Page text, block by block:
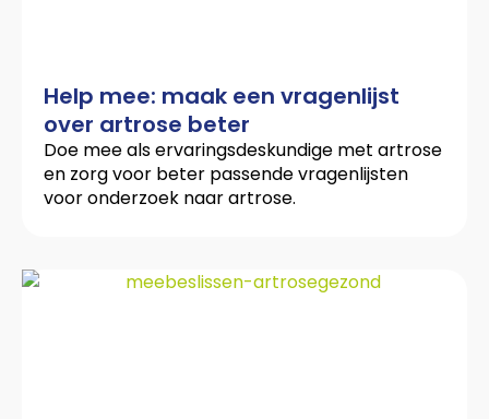
Help mee: maak een vragenlijst
over artrose beter
Doe mee als ervaringsdeskundige met artrose
en zorg voor beter passende vragenlijsten
voor onderzoek naar artrose.